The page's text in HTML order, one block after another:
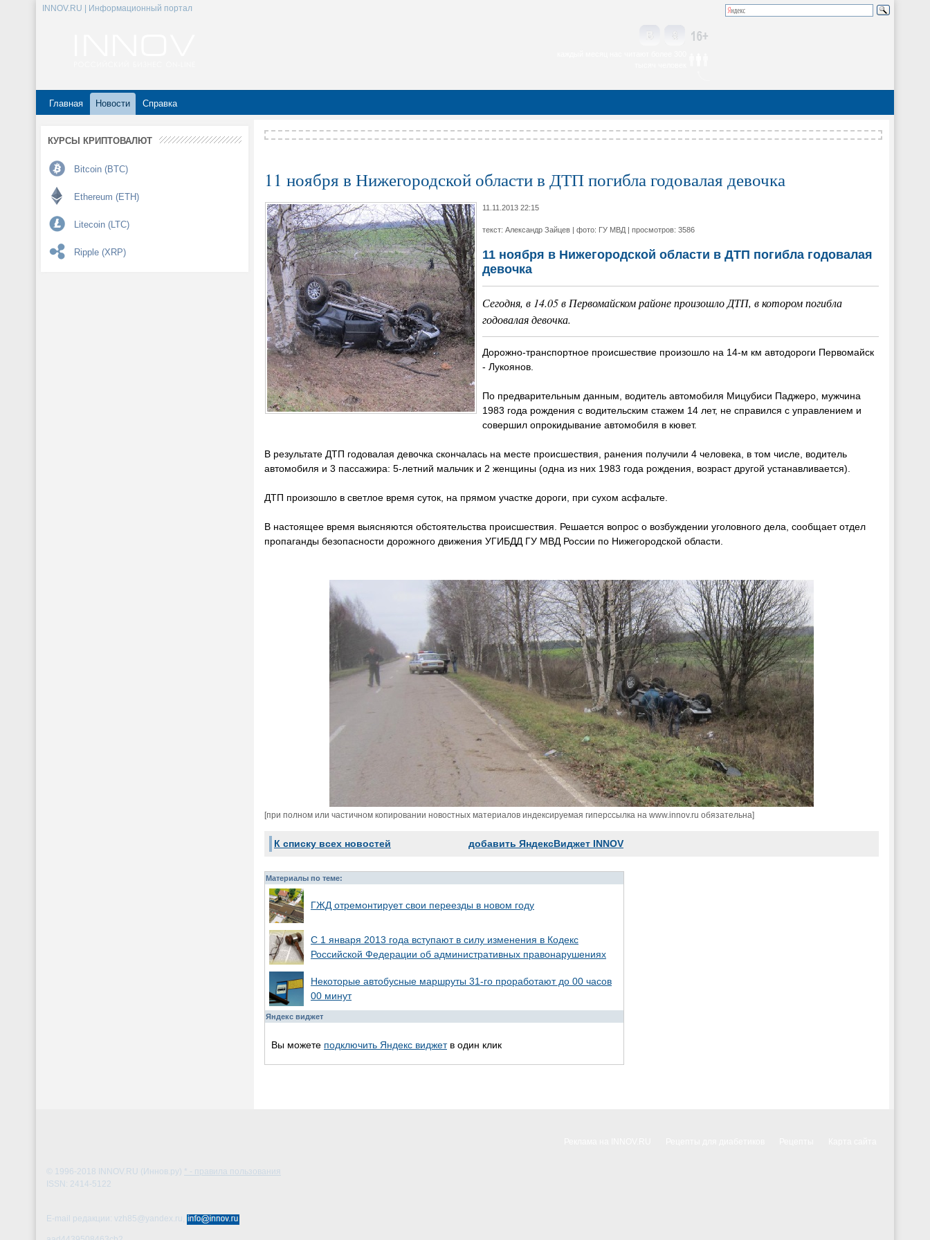
INNOV.RU | Информационный портал
Главная Новости Справка
КУРСЫ КРИПТОВАЛЮТ
Bitcoin (BTC)
Ethereum (ETH)
Litecoin (LTC)
Ripple (XRP)
11 ноября в Нижегородской области в ДТП погибла годовалая девочка
11.11.2013 22:15
текст: Александр Зайцев | фото: ГУ МВД | просмотров: 3586
11 ноября в Нижегородской области в ДТП погибла годовалая
девочка
Сегодня, в 14.05 в Первомайском районе произошло ДТП, в котором погибла
годовалая девочка.
Дорожно-транспортное происшествие произошло на 14-м км автодороги Первомайск
- Лукоянов.
По предварительным данным, водитель автомобиля Мицубиси Паджеро, мужчина
1983 года рождения с водительским стажем 14 лет, не справился с управлением и
совершил опрокидывание автомобиля в кювет.
В результате ДТП годовалая девочка скончалась на месте происшествия, ранения получили 4 человека, в том числе, водитель
автомобиля и 3 пассажира: 5-летний мальчик и 2 женщины (одна из них 1983 года рождения, возраст другой устанавливается).
ДТП произошло в светлое время суток, на прямом участке дороги, при сухом асфальте.
В настоящее время выясняются обстоятельства происшествия. Решается вопрос о возбуждении уголовного дела, сообщает отдел
пропаганды безопасности дорожного движения УГИБДД ГУ МВД России по Нижегородской области.
[при полном или частичном копировании новостных материалов индексируемая гиперссылка на www.innov.ru обязательна]
К списку всех новостей добавить ЯндексВиджет INNOV
Материалы по теме:
ГЖД отремонтирует свои переезды в новом году
С 1 января 2013 года вступают в силу изменения в Кодекс
Российской Федерации об административных правонарушениях
Некоторые автобусные маршруты 31-го проработают до 00 часов
00 минут
Яндекс виджет
Вы можете подключить Яндекс виджетв один клик
© 1996-2018 INNOV.RU (Иннов.ру) * - правила пользования
ISSN: 2414-5122
E-mail редакции: vzh85@yandex.ru,